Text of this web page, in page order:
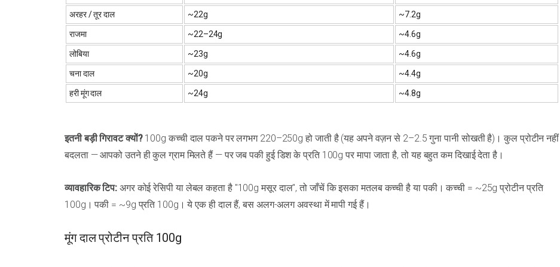
अरहर / तूर दाल ~22g ~7.2g
राजमा ~22–24g ~4.6g
लोबिया ~23g ~4.6g
चना दाल ~20g ~4.4g
हरी मूंग दाल ~24g ~4.8g
इतनी बड़ी गिरावट क्यों?100g कच्ची दाल पकने पर लगभग 220–250g हो जाती है (यह अपने वज़न से 2–2.5 गुना पानी सोखती है)। कुल प्रोटीन नहीं
बदलता — आपको उतने ही कुल ग्राम मिलते हैं — पर जब पकी हुई डिश के प्रति 100g पर मापा जाता है, तो यह बहुत कम दिखाई देता है।
व्यावहारिक टिप: अगर कोई रेसिपी या लेबल कहता है "100g मसूर दाल", तो जाँचें कि इसका मतलब कच्ची है या पकी। कच्ची = ~25g प्रोटीन प्रति
100g। पकी = ~9g प्रति 100g। ये एक ही दाल हैं, बस अलग-अलग अवस्था में मापी गई हैं।
मूंग दाल प्रोटीन प्रति 100g